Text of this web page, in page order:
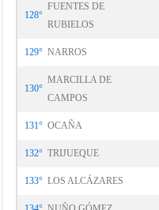
128°
FUENTES DE
RUBIELOS
129° NARROS
130°
MARCILLA DE
CAMPOS
131° OCAÑA
132° TRIJUEQUE
133° LOS ALCÁZARES